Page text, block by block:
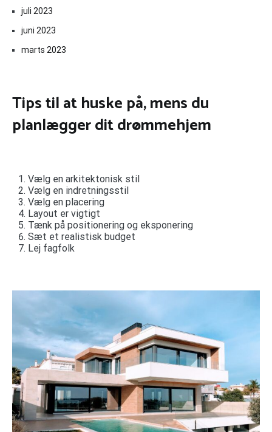
juli 2023
juni 2023
marts 2023
Tips til at huske på, mens du
planlægger dit drømmehjem
Vælg en arkitektonisk stil
Vælg en indretningsstil
Vælg en placering
Layout er vigtigt
Tænk på positionering og eksponering
Sæt et realistisk budget
Lej fagfolk